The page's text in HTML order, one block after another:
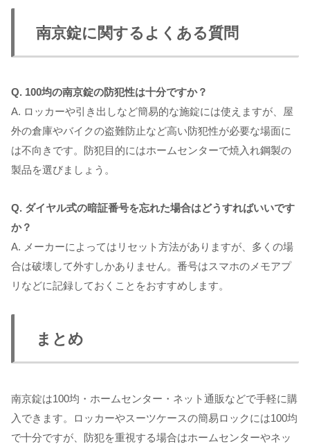
南京錠に関するよくある質問
Q. 100均の南京錠の防犯性は十分ですか？
A. ロッカーや引き出しなど簡易的な施錠には使えますが、屋
外の倉庫やバイクの盗難防止など高い防犯性が必要な場面に
は不向きです。防犯目的にはホームセンターで焼入れ鋼製の
製品を選びましょう。
Q. ダイヤル式の暗証番号を忘れた場合はどうすればいいです
か？
A. メーカーによってはリセット方法がありますが、多くの場
合は破壊して外すしかありません。番号はスマホのメモアプ
リなどに記録しておくことをおすすめします。
まとめ
南京錠は100均・ホームセンター・ネット通販などで手軽に購
入できます。ロッカーやスーツケースの簡易ロックには100均
で十分ですが、防犯を重視する場合はホームセンターやネッ